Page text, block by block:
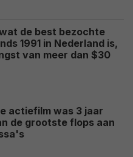
de best bezochte
1991 in Nederland is,
van meer dan $30
actiefilm was 3 jaar
de grootste flops aan